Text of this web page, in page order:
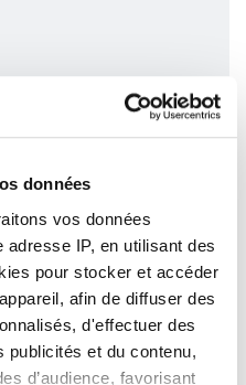
données
vos données
IP, en utilisant des
pour stocker et accéder
afin de diffuser des
d'effectuer des
publicités et du contenu,
d’audience, favorisant
opaques N°1 80
de
HT
l'unité